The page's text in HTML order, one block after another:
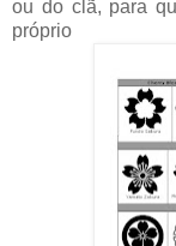
ou do clã, para
próprio